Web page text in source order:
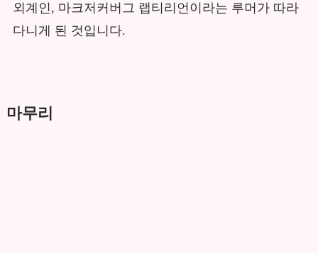
외계인, 마크저커버그 랩티리언이라는 루머가 따라
다니게 된 것입니다.
마무리